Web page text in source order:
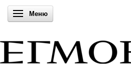
Включи навигацията
Меню